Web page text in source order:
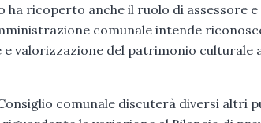
ricoperto anche il ruolo di assessore
comunale intende
valorizzazione del patrimonio culturale
comunale discuterà diversi altri